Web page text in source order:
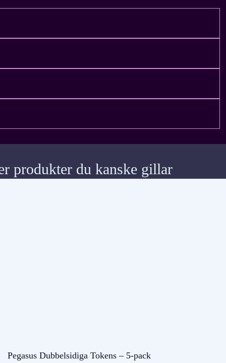
produkter du kanske gillar
Pegasus Dubbelsidiga Tokens – 5-pack